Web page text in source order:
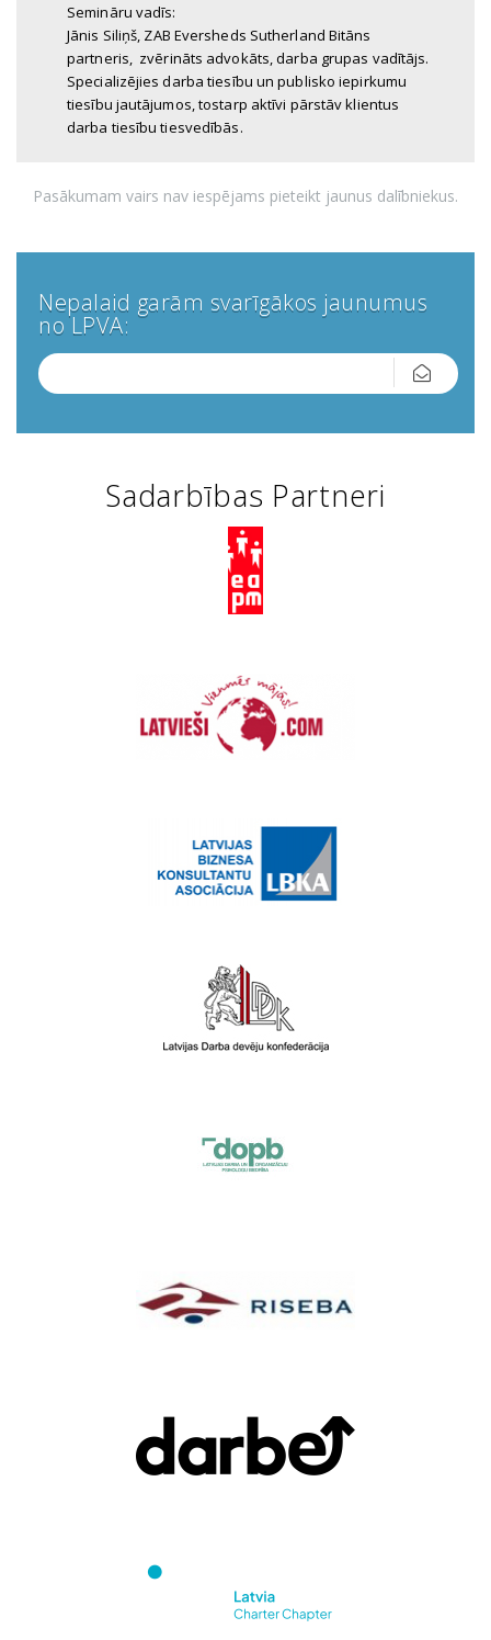
Semināru vadīs:
Jānis Siliņš, ZAB Eversheds Sutherland Bitāns
partneris, zvērināts advokāts, darba grupas vadītājs.
Specializējies darba tiesību un publisko iepirkumu
tiesību jautājumos, tostarp aktīvi pārstāv klientus
darba tiesību tiesvedībās.
Pasākumam vairs nav iespējams pieteikt jaunus dalībniekus.
Nepalaid garām svarīgākos jaunumus
no LPVA:
Sadarbības Partneri